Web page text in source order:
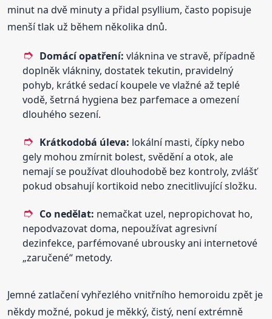
minut na dvě minuty a přidal psyllium, často popisuje
menší tlak už během několika dnů.
Domácí opatření: vláknina ve stravě, případně
doplněk vlákniny, dostatek tekutin, pravidelný
pohyb, krátké sedací koupele ve vlažné až teplé
vodě, šetrná hygiena bez parfemace a omezení
dlouhého sezení.
Krátkodobá úleva: lokální masti, čípky nebo
gely mohou zmírnit bolest, svědění a otok, ale
nemají se používat dlouhodobě bez kontroly, zvlášť
pokud obsahují kortikoid nebo znecitlivující složku.
Co nedělat: nemačkat uzel, nepropichovat ho,
nepodvazovat doma, nepoužívat agresivní
dezinfekce, parfémované ubrousky ani internetové
„zaručené“ metody.
Jemné zatlačení vyhřezlého vnitřního hemoroidu zpět je
někdy možné, pokud je měkký, čistý, není extrémně